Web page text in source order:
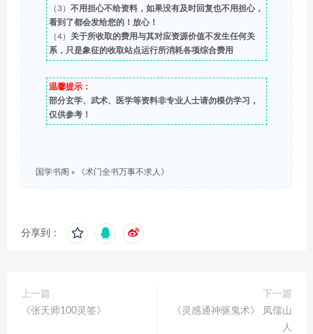
（3） 不用担心不给资料，如果没有及时回复也不用担心，
看到了都会发给您的！放心！
（4） 关于所收取的费用与其对应资源价值不发生任何关
系，只是象征的收取站点运行所消耗各项综合费用
温馨提示：
部分玄学、武术、医学等资料非专业人士请勿模仿学习，
仅供参考！
国学书阁 » 《术门全书万事不求人》
分享到：
上一篇
《张天师100灵签》
下一篇
《灵感通神驱鬼术》 凤儒山
人